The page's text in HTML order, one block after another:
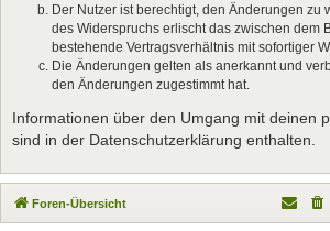
Der Nutzer ist berechtigt, den Änderungen zu
des Widerspruchs erlischt das zwischen dem
bestehende Vertragsverhältnis mit sofortiger
Die Änderungen gelten als anerkannt und
den Änderungen zugestimmt hat.
Informationen über den Umgang mit deinen
sind in der Datenschutzerklärung enthalten.
Foren-Übersicht